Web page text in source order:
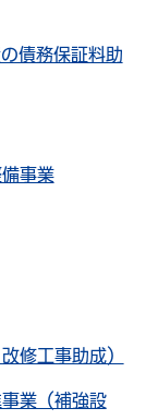
債務保証料助
事業
修工事助成）
業（補強設